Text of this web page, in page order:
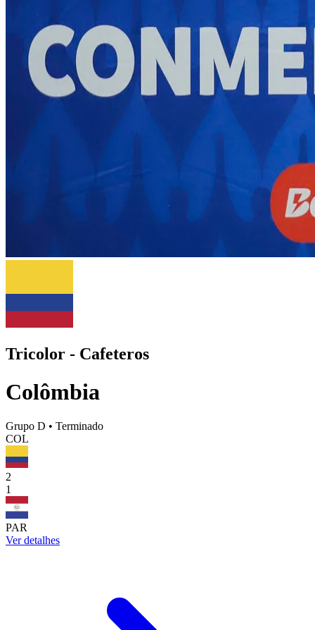
Tricolor - Cafeteros
Colômbia
Grupo D • Terminado
COL
2
1
PAR
Ver detalhes